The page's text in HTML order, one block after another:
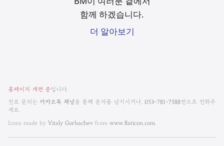
함께 하겠습니다.
더 알아보기
비
엠
한
방
홈페이지 개편 중입니다.
진료 문의는 카카오톡 채널을 통해 문자를 남기시거나, 053-781-7588번으로 전화주
세요.
Icons made by Vitaly Gorbachev from www.flaticon.com.